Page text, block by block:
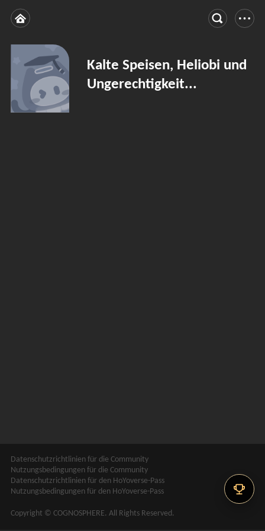
Kalte Speisen, Heliobi und
Ungerechtigkeit...
Datenschutzrichtlinien für die Community
Nutzungsbedingungen für die Community
Datenschutzrichtlinien für den HoYoverse-Pass
Nutzungsbedingungen für den HoYoverse-Pass
Copyright © COGNOSPHERE. All Rights Reserved.